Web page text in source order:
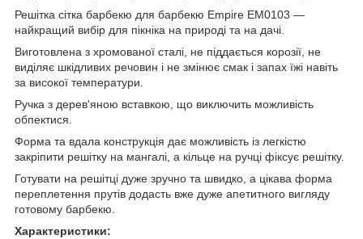
Решітка сітка барбекю для барбекю Empire EM0103 —
найкращий вибір для пікніка на природі та на дачі.
Виготовлена з хромованої сталі, не піддається корозії, не
виділяє шкідливих речовин і не змінює смак і запах їжі навіть
за високої температури.
Ручка з дерев'яною вставкою, що виключить можливість
обпектися.
Форма та вдала конструкція дає можливість із легкістю
закріпити решітку на мангалі, а кільце на ручці фіксує решітку.
Готувати на решітці дуже зручно та швидко, а цікава форма
переплетення прутів додасть вже дуже апетитного вигляду
готовому барбекю.
Характеристики: